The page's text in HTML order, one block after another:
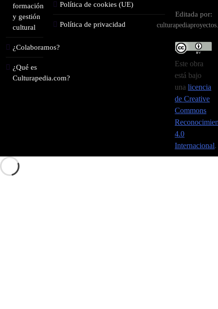
formación
y gestión
cultural
¿Colaboramos?
¿Qué es
Culturapedia.com?
Política de cookies (UE)
Política de privacidad
Editada por:
Este obra
está bajo
unalicencia
de Creative
Commons
4.0
Internacional.